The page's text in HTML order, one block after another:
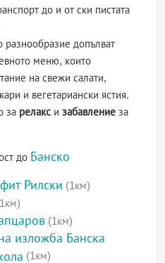
до и от ски пистата
разнообразие допълват
меню, които
на свежи салати,
и вегетариански ястия.
за релакс изабавление за
до Банско
Рилски (1км)
(1км)
изложба Банска
(1км)